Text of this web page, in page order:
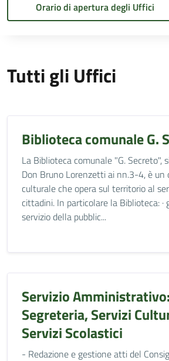
Orario di apertura degli Uffici
Tutti gli Uffici
Biblioteca comunale G.
La Biblioteca comunale "G. Secreto",
Don Bruno Lorenzetti ai nn.3-4, è un
culturale che opera sul territorio al
cittadini. In particolare la Biblioteca: ·
servizio della pubblic...
Servizio
Segreteria, Servizi
Servizi Scolastici
- Redazione e gestione atti del